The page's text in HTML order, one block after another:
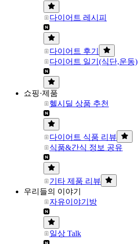
다이어트 레시피
다이어트 후기
다이어트 일기(식단,운동)
쇼핑·제품
헬시딜 상품 추천
다이어트 식품 리뷰
식품&간식 정보 공유
기타 제품 리뷰
우리들의 이야기
자유이야기방
일상 Talk